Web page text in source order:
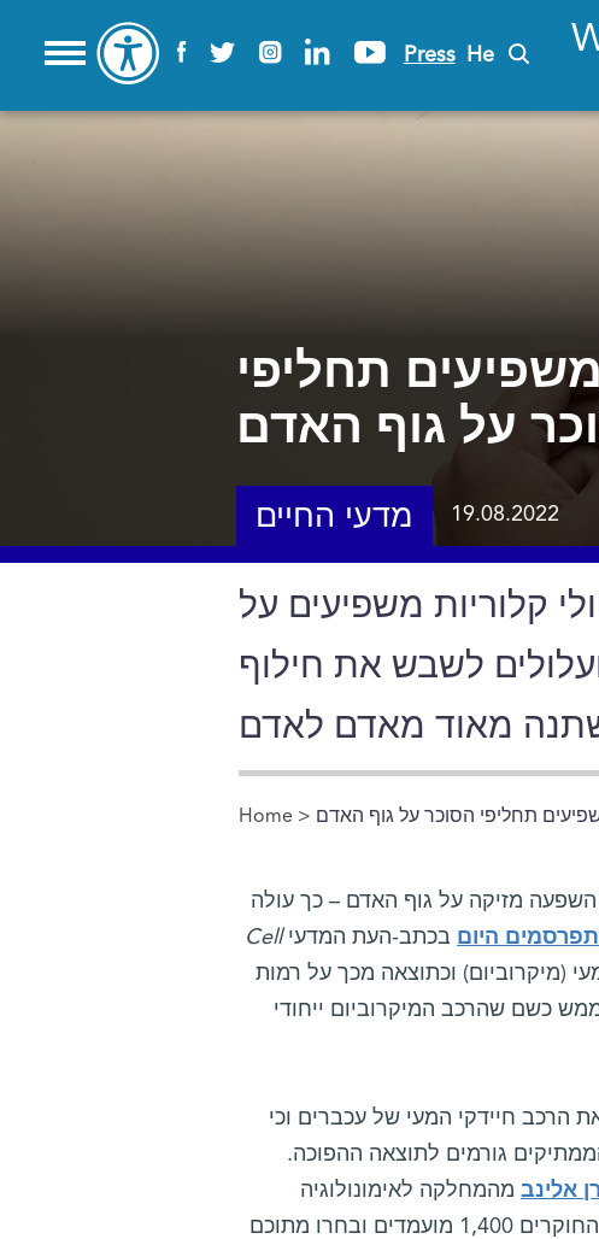
Press He
תחליפי
על גוף האדם
מדעי החיים 19.08.2022
קלוריות משפיעים על
לשבש את חילוף
מאוד מאדם לאדם
You are here
Home > תחליפי הסוכר על גוף האדם
מזיקה על גוף האדם – כך עולה
היום בכתב-העת המדעיCell
(מיקרוביום) וכתוצאה מכך על רמות
כשם שהרכב המיקרוביום ייחודי
הרכב חיידקי המעי של עכברים וכי
גורמים לתוצאה ההפוכה.
אלינבמהמחלקה לאימונולוגיה
מערכתית במכון, מציג תמונה דומה בבני-אדם. לשם כך סקרו החוקרים 1,400 מועמדים ובחרו מתוכם